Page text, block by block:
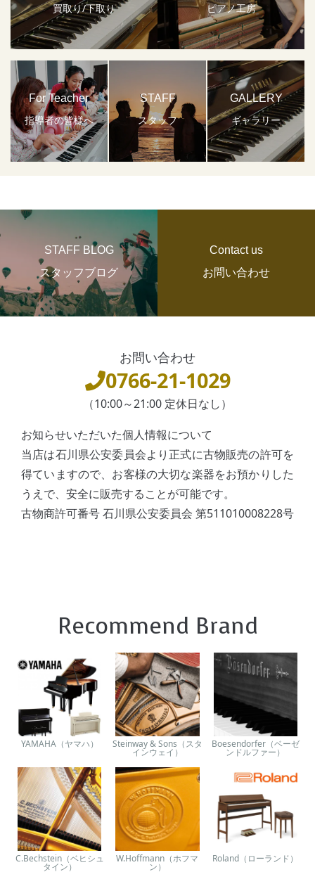
買取り/下取り ピアノ工房
For Teacher
指導者の皆様へ
STAFF
スタッフ
GALLERY
ギャラリー
STAFF BLOG
スタッフブログ
Contact us
お問い合わせ
お問い合わせ
0766-21-1029
（10:00～21:00 定休日なし）
お知らせいただいた個人情報について
当店は石川県公安委員会より正式に古物販売の許可を
得ていますので、お客様の大切な楽器をお預かりした
うえで、安全に販売することが可能です。
古物商許可番号 石川県公安委員会 第511010008228号
Recommend Brand
YAMAHA（ヤマハ） Steinway & Sons（スタ
インウェイ）
Boesendorfer（ベーゼ
ンドルファー）
C.Bechstein（ベヒシュ
タイン）
W.Hoffmann（ホフマ
ン）
Roland（ローランド）